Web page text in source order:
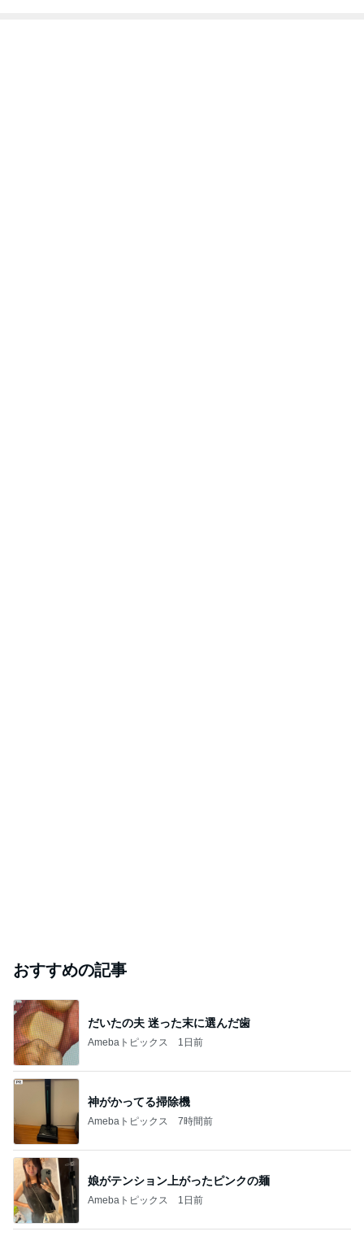
おすすめの記事
だいたの夫 迷った末に選んだ歯
Amebaトピックス 1日前
神がかってる掃除機
Amebaトピックス 7時間前
娘がテンション上がったピンクの麺
Amebaトピックス 1日前